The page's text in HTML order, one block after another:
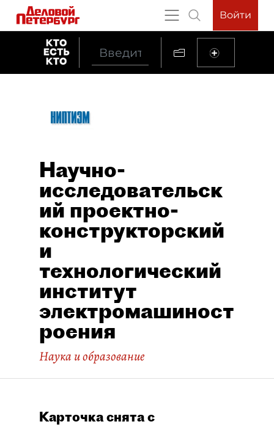
Войти
Научно-
исследовательск
ий проектно-
конструкторский
и
технологический
институт
электромашиност
роения
Наука и образование
Карточка снята с